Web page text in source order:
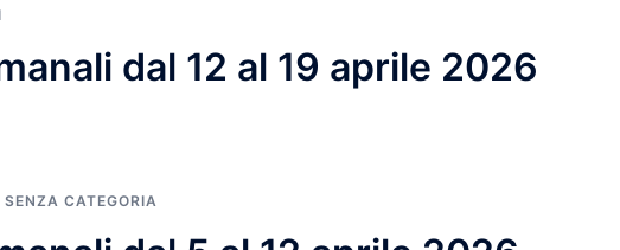
dal 12 al 19 aprile 2026
SENZA CATEGORIA